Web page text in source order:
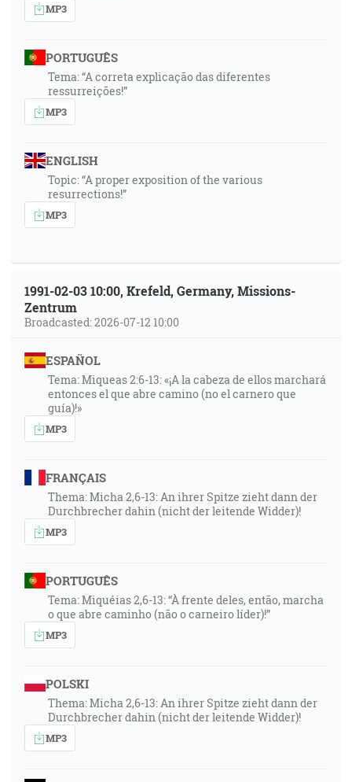
MP3
PORTUGUÊS
Tema: “A correta explicação das diferentes
ressurreições!”
MP3
ENGLISH
Topic: “A proper exposition of the various
resurrections!”
MP3
1991-02-03 10:00, Krefeld, Germany, Missions-
Zentrum
Broadcasted: 2026-07-12 10:00
ESPAÑOL
Tema: Miqueas 2:6-13: «¡A la cabeza de ellos marchará
entonces el que abre camino (no el carnero que
guía)!»
MP3
FRANÇAIS
Thema: Micha 2,6-13: An ihrer Spitze zieht dann der
Durchbrecher dahin (nicht der leitende Widder)!
MP3
PORTUGUÊS
Tema: Miquéias 2,6-13: “À frente deles, então, marcha
o que abre caminho (não o carneiro líder)!”
MP3
POLSKI
Thema: Micha 2,6-13: An ihrer Spitze zieht dann der
Durchbrecher dahin (nicht der leitende Widder)!
MP3